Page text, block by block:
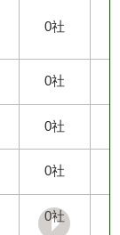
0社
0社
0社
0社
0社